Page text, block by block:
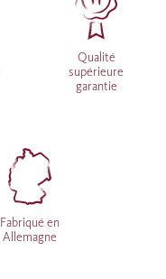
Qualité
supérieure
garantie
Fabriqué en
Allemagne